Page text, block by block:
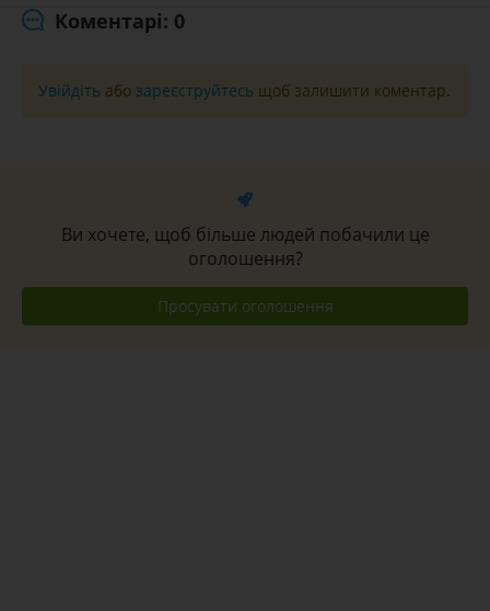
Коментарі: 0
Увійдіть або зареєструйтесь щоб залишити коментар.
Ви хочете, щоб більше людей побачили це
оголошення?
Просувати оголошення